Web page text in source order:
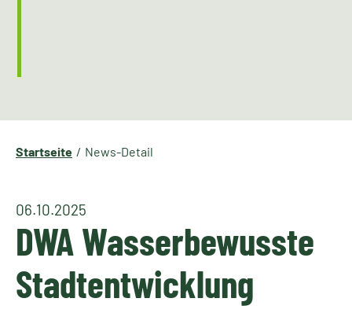
Startseite News-Detail
06.10.2025
DWA Wasserbewusste
Stadtentwicklung